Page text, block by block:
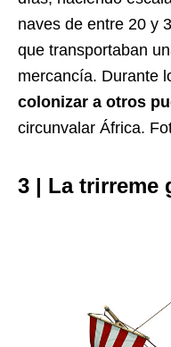
naves de entre 20 y
que transportaban
mercancía. Durante
colonizar a otros
circunvalar África.
3 | La trirreme